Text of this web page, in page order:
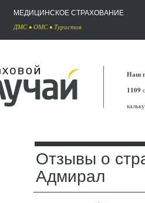
МЕДИЦИНСКОЕ СТРАХОВАНИЕ
ДМС• ОМС• Туристов
Наш
1109
Отзывы о
Адмирал